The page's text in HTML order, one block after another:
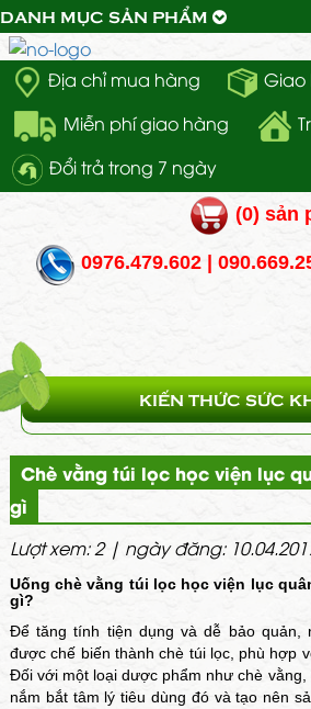
Địa chỉ mua hàng
Giao
Miễn phí giao hàng
Đổi trả trong 7 ngày
(0) sản
0976.479.602 |
DANH MỤC SẢN PHẨM
KIẾN THỨC SỨC
Chè vằng túi lọc học viện lục
gì
Lượt xem: 2 | ngày đăng:
Uốngchè vằng túi lọc học viện lục
gì?
Để tăng tính tiện dụng và dễ bảo quản,
được chế biến thành chè túi lọc, phù hợp
Đối với một loại dược phẩm như chè vằng,
nắm bắt tâm lý tiêu dùng đó và tạo nên